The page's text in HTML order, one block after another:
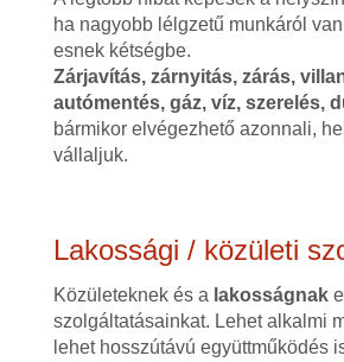
ha nagyobb lélgzetű munkáról
esnek kétségbe.
Zárjavítás, zárnyitás, zárás,
autómentés, gáz, víz, szerelés,
bármikor elvégezhető azonnali,
vállaljuk.
Lakossági / közületi
Közületeknek és a lakosságnak
szolgáltatásainkat. Lehet alkalmi
lehet hosszútávú együttműködés